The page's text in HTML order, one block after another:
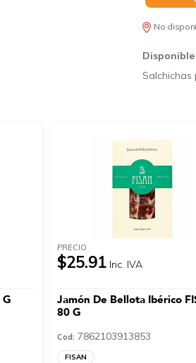
No
PRECIO
$25.91 Inc. IVA
Jamón De Bellota Ibérico
80 G
Cod: 7862103913853
FISAN